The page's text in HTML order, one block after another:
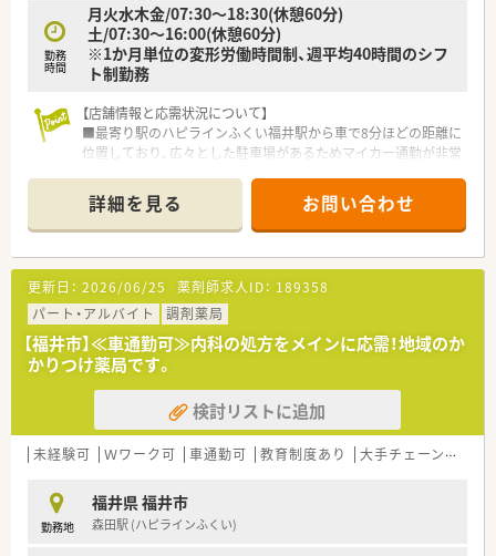
勤務
時間
月火水木金/07:30～18:30(休憩60分)
土/07:30～16:00(休憩60分)
※1か月単位の変形労働時間制、週平均40時間のシフ
ト制勤務
【店舗情報と応需状況について】
■最寄り駅のハピラインふくい福井駅から車で8分ほどの距離に
位置しており、広々とした駐車場があるためマイカー通勤が非常
■近隣の大滝病院より内科や外科、小児科を中心に1日あたり60
枚から80枚程度の処方箋を受け付けており、幅広い知識を吸収
できます。
■薬剤師は常時2.5名体制、事務スタッフ2名が在籍しており、複
数名で協力しながらゆとりを持って患者様対応を行える人員体
制です。
【募集背景と求める人物像について】
■地域医療への貢献度をさらに高めるための増員による急募で
あり、周囲と協力しながら意欲的に業務に取り組める方を求めて
います。
■40歳までの若い世代の方はもちろん、調剤未経験やブランク
のある方でも、まずは相談ください。教育体制を整えてお待ちし
ています。
こなしながら患者様に寄り添った丁寧な指導を目指す方を歓迎
します。
詳細を見る お問い合わせ
更新日： 2026/06/25 薬剤師求人ID： 189358
パート・アルバイト
調剤薬局
【福井市】≪車通勤可≫内科の処方をメインに応需！地域のか
かりつけ薬局です。
検討リストに追加
未経験可 Ｗワーク可 車通勤可 教育制度あり 大手チェーン以外
勤務地
福井県 福井市
森田駅 (ハピラインふくい)